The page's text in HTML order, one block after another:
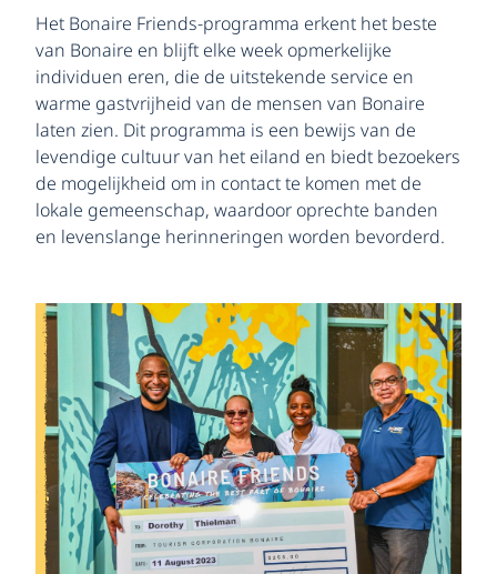
Het Bonaire Friends-programma erkent het beste
van Bonaire en blijft elke week opmerkelijke
individuen eren, die de uitstekende service en
warme gastvrijheid van de mensen van Bonaire
laten zien. Dit programma is een bewijs van de
levendige cultuur van het eiland en biedt bezoekers
de mogelijkheid om in contact te komen met de
lokale gemeenschap, waardoor oprechte banden
en levenslange herinneringen worden bevorderd.